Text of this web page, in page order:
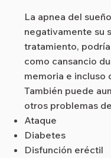
La apnea del
negativamente su
tratamiento,
como cansancio
memoria e incluso
También puede
otros problemas
Ataque
Diabetes
Disfunción eréctil